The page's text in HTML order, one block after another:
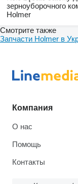
зерноуборочного
Holmer
Смотрите также
Запчасти Holmer в
Компания
О нас
Помощь
Контакты